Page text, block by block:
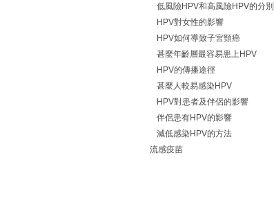
低風險HPV和高風險HPV的分別
HPV對女性的影響
HPV如何導致子宮頸癌
甚麼年齡層最容易患上HPV
HPV的傳播途徑
甚麼人較易感染HPV
HPV對患者及伴侶的影響
伴侶患有HPV的影響
減低感染HPV的方法
流感疫苗